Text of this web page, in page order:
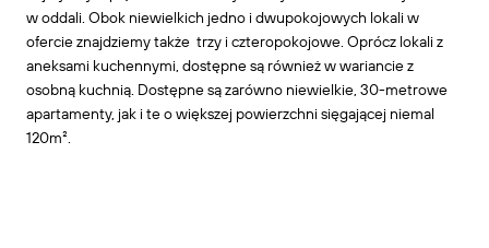
w oddali. Obok niewielkich jedno i dwupokojowych lokali w
ofercie znajdziemy także trzy i czteropokojowe. Oprócz lokali z
aneksami kuchennymi, dostępne są również w wariancie z
osobną kuchnią. Dostępne są zarówno niewielkie, 30-metrowe
apartamenty, jak i te o większej powierzchni sięgającej niemal
120m².